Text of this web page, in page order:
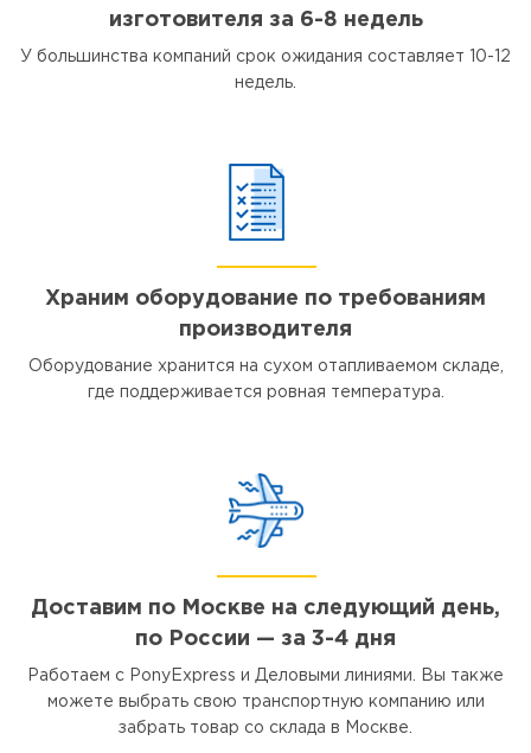
изготовителя за 6-8 недель
У большинства компаний срок ожидания составляет 10-12
недель.
Храним оборудование по требованиям
производителя
Оборудование хранится на сухом отапливаемом складе,
где поддерживается ровная температура.
Доставим по Москве на следующий день,
по России — за 3-4 дня
Работаем с PonyExpress и Деловыми линиями. Вы также
можете выбрать свою транспортную компанию или
забрать товар со склада в Москве.